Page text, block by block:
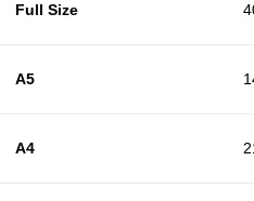
Full Size
A5
A4